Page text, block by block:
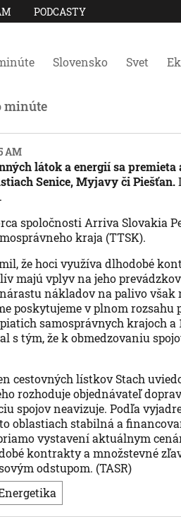
PODCASTY
Slovensko Svet
minúte
AM
látok a energií sa
Senice, Myjavy či Piešťan.
spoločnosti Arriva Slovakia
kraja (TTSK).
že hoci využíva dlhodobé
majú vplyv na jeho
nákladov na palivo však
poskytujeme v plnom rozsahu
samosprávnych krajoch a
s tým, že k obmedzovaniu
cestovných lístkov Stach
rozhoduje objednávateľ
spojov neavizuje. Podľa
oblastiach stabilná a
vystavení aktuálnym
kontrakty a množstevné
odstupom. (TASR)
Energetika